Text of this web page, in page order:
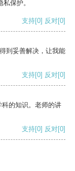
保护。
支持[0] 反对[0]
到妥善解决，让我能
支持[0] 反对[0]
的知识。老师的讲
支持[0] 反对[0]